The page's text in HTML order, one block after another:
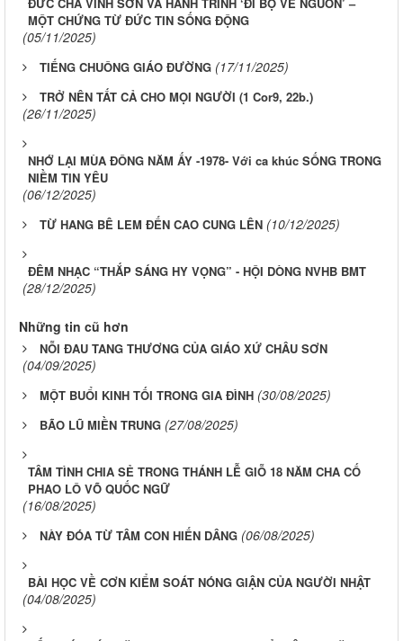
ĐỨC CHA VINH SƠN VÀ HÀNH TRÌNH ‘ĐI BỘ VỀ NGUỒN’ –
MỘT CHỨNG TỪ ĐỨC TIN SỐNG ĐỘNG
(05/11/2025)
TIẾNG CHUÔNG GIÁO ĐƯỜNG (17/11/2025)
TRỞ NÊN TẤT CẢ CHO MỌI NGƯỜI (1 Cor9, 22b.)
(26/11/2025)
NHỚ LẠI MÙA ĐÔNG NĂM ẤY -1978- Với ca khúc SỐNG TRONG
NIỀM TIN YÊU
(06/12/2025)
TỪ HANG BÊ LEM ĐẾN CAO CUNG LÊN (10/12/2025)
ĐÊM NHẠC “THẮP SÁNG HY VỌNG” - HỘI DÒNG NVHB BMT
(28/12/2025)
Những tin cũ hơn
NỖI ĐAU TANG THƯƠNG CỦA GIÁO XỨ CHÂU SƠN
(04/09/2025)
MỘT BUỔI KINH TỐI TRONG GIA ĐÌNH (30/08/2025)
BÃO LŨ MIỀN TRUNG (27/08/2025)
TÂM TÌNH CHIA SẺ TRONG THÁNH LỄ GIỖ 18 NĂM CHA CỐ
PHAO LÔ VÕ QUỐC NGỮ
(16/08/2025)
​​​​​​​NÀY ĐÓA TỪ TÂM CON HIẾN DÂNG (06/08/2025)
BÀI HỌC VỀ CƠN KIỂM SOÁT NÓNG GIẬN CỦA NGƯỜI NHẬT
(04/08/2025)